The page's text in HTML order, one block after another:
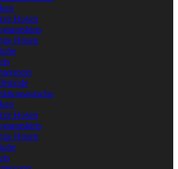
Hosen
Hosen
Hosen
Hosen